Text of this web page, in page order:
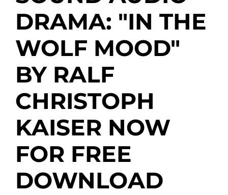
DRAMA: "IN THE
WOLF MOOD"
BY RALF
CHRISTOPH
KAISER NOW
FOR FREE
DOWNLOAD